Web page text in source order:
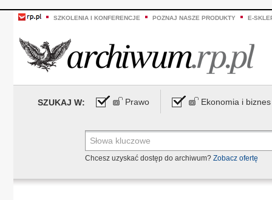
SZKOLENIA I KONFERENCJE POZNAJ NASZE PRODUKTY E-
SZUKAJ W: Prawo Ekonomia i biznes
Chcesz uzyskać dostęp do archiwum? Zobacz ofertę